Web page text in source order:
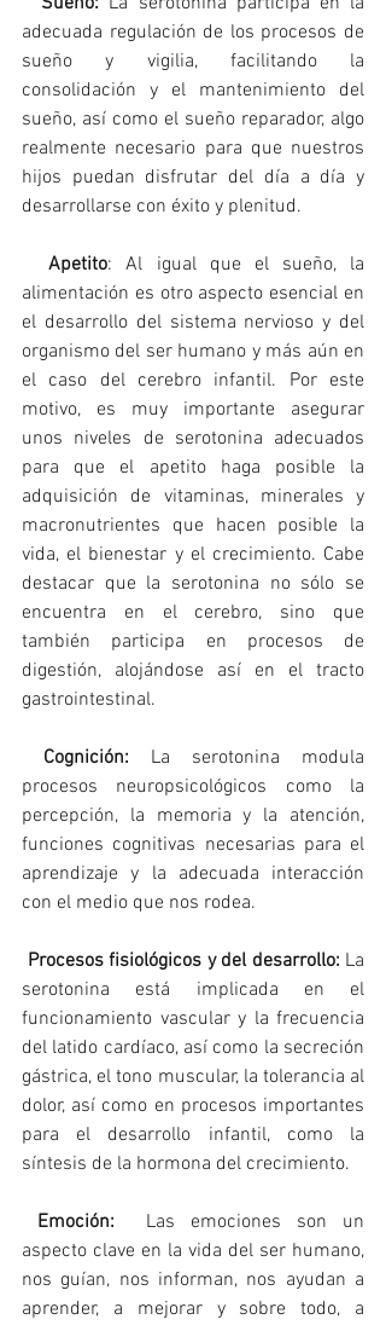
adecuada regulación de los procesos de
sueño y vigilia, facilitando la
consolidación y el mantenimiento del
sueño, así como el sueño reparador, algo
realmente necesario para que nuestros
hijos puedan disfrutar del día a día y
desarrollarse con éxito y plenitud.
Apetito: Al igual que el sueño, la
alimentación es otro aspecto esencial en
el desarrollo del sistema nervioso y del
organismo del ser humano y más aún en
el caso del cerebro infantil. Por este
motivo, es muy importante asegurar
unos niveles de serotonina adecuados
para que el apetito haga posible la
adquisición de vitaminas, minerales y
macronutrientes que hacen posible la
vida, el bienestar y el crecimiento. Cabe
destacar que la serotonina no sólo se
encuentra en el cerebro, sino que
también participa en procesos de
digestión, alojándose así en el tracto
gastrointestinal.
Cognición: La serotonina modula
procesos neuropsicológicos como la
percepción, la memoria y la atención,
funciones cognitivas necesarias para el
aprendizaje y la adecuada interacción
con el medio que nos rodea.
Procesos fisiológicos y del desarrollo: La
serotonina está implicada en el
funcionamiento vascular y la frecuencia
del latido cardíaco, así como la secreción
gástrica, el tono muscular, la tolerancia al
dolor, así como en procesos importantes
para el desarrollo infantil, como la
síntesis de la hormona del crecimiento.
Emoción: Las emociones son un
aspecto clave en la vida del ser humano,
nos guían, nos informan, nos ayudan a
aprender, a mejorar y sobre todo, a